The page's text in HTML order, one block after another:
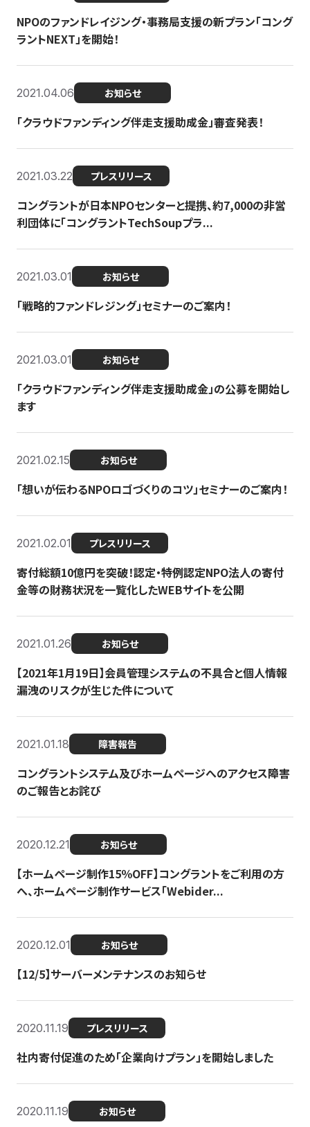
NPOのファンドレイジング・事務局支援の新プラン「コング
ラントNEXT」を開始！
2021.04.06 お知らせ
「クラウドファンディング伴走支援助成金」審査発表！
2021.03.22 プレスリリース
コングラントが日本NPOセンターと提携、約7,000の非営
利団体に「コングラントTechSoupプラ...
2021.03.01 お知らせ
「戦略的ファンドレジング」セミナーのご案内！
2021.03.01 お知らせ
「クラウドファンディング伴走支援助成金」の公募を開始し
ます
2021.02.15 お知らせ
「想いが伝わるNPOロゴづくりのコツ」セミナーのご案内！
2021.02.01 プレスリリース
寄付総額10億円を突破！認定・特例認定NPO法人の寄付
金等の財務状況を一覧化したWEBサイトを公開
2021.01.26 お知らせ
【2021年1月19日】会員管理システムの不具合と個人情報
漏洩のリスクが生じた件について
2021.01.18 障害報告
コングラントシステム及びホームページへのアクセス障害
のご報告とお詫び
2020.12.21 お知らせ
【ホームページ制作15％OFF】コングラントをご利用の方
へ、ホームページ制作サービス「Webider...
2020.12.01 お知らせ
【12/5】サーバーメンテナンスのお知らせ
2020.11.19 プレスリリース
社内寄付促進のため「企業向けプラン」を開始しました
2020.11.19 お知らせ